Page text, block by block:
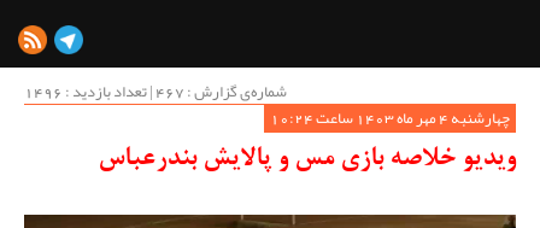
شماره‌ی گزارش : ‌467 | تعداد بازدید : 1496
چهارشنبه 4 مهر ماه 1403 ساعت 10:24
ویدیو خلاصه بازی مس و پالایش بندرعباس